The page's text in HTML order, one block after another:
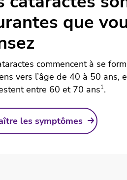
que
commencent à se
vers l’âge de 40 à 50 ans,
entre 60 et 70 ans1.
les symptômes